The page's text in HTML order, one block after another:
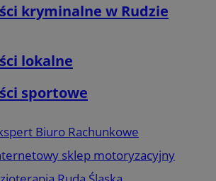
kryminalne w Rudzie
lokalne
sportowe
Biuro Rachunkowe
sklep motoryzacyjny